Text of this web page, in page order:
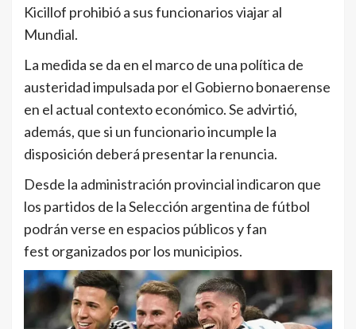
Kicillof prohibió a sus funcionarios viajar al
Mundial.
La medida se da en el marco de una política de
austeridad impulsada por el Gobierno bonaerense
en el actual contexto económico. Se advirtió,
además, que si un funcionario incumple la
disposición deberá presentar la renuncia.
Desde la administración provincial indicaron que
los partidos de la Selección argentina de fútbol
podrán verse en espacios públicos y fan
fest organizados por los municipios.